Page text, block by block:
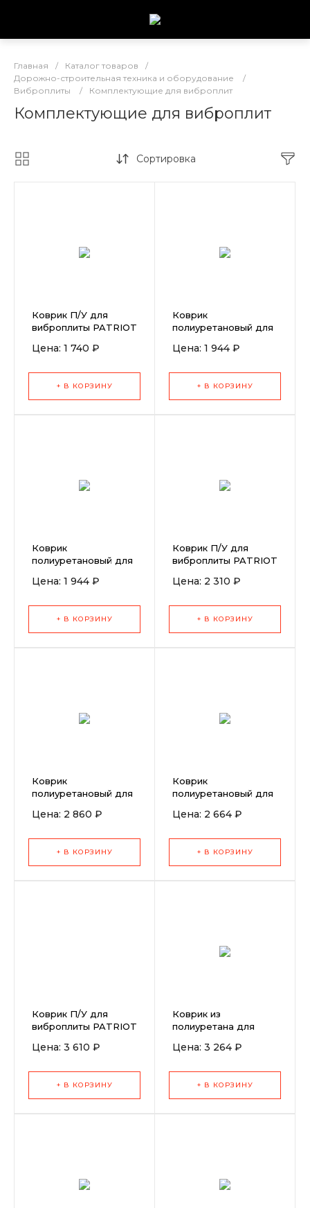
Главная / Каталог товаров
/
Дорожно-строительная техника и оборудование
/
Виброплиты
/ Комплектующие для виброплит
Комплектующие для виброплит
Сортировка
Коврик П/У для
виброплиты PATRIOT
Цена: 1 740 ₽
+ В КОРЗИНУ
Коврик
полиуретановый для
WP60TH/TL
Цена: 1 944 ₽
+ В КОРЗИНУ
Коврик
полиуретановый для
WP60H/L
Цена: 1 944 ₽
+ В КОРЗИНУ
Коврик П/У для
виброплиты PATRIOT
Цена: 2 310 ₽
+ В КОРЗИНУ
Коврик
полиуретановый для
CO 90FH
Цена: 2 860 ₽
+ В КОРЗИНУ
Коврик
полиуретановый для
WP90TH/TL
Цена: 2 664 ₽
+ В КОРЗИНУ
Коврик П/У для
виброплиты PATRIOT
Цена: 3 610 ₽
+ В КОРЗИНУ
Коврик из
полиуретана для
картонной коробке.
Цена: 3 264 ₽
+ В КОРЗИНУ